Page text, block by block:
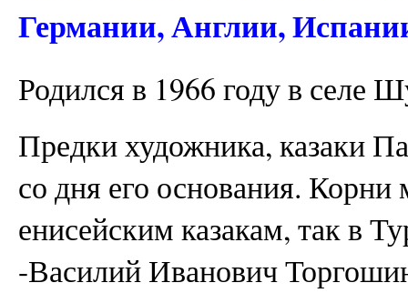
Германии, Англии,
Родился в 1966 году в селе
Предки художника, казаки
со дня его основания.
енисейским казакам, так в
-Василий Иванович